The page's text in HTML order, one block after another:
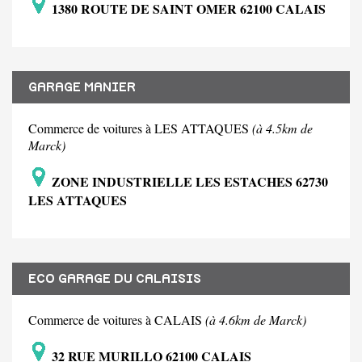
1380 ROUTE DE SAINT OMER 62100 CALAIS
GARAGE MANIER
Commerce de voitures à LES ATTAQUES (à 4.5km de
Marck)
ZONE INDUSTRIELLE LES ESTACHES 62730
LES ATTAQUES
ECO GARAGE DU CALAISIS
Commerce de voitures à CALAIS (à 4.6km de Marck)
32 RUE MURILLO 62100 CALAIS